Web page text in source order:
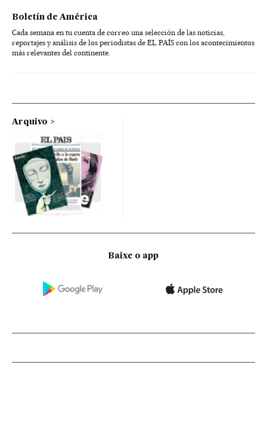
Boletín de América
Cada semana en tu cuenta de correo una selección de las noticias,
reportajes y análisis de los periodistas de EL PAÍS con los acontecimientos
más relevantes del continente.
Arquivo
Baixe o app